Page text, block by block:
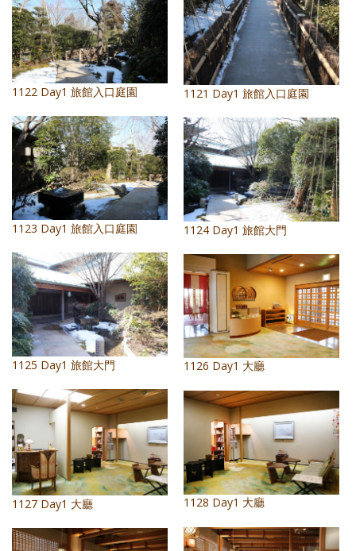
1121 Day1 旅館入口庭園
1122 Day1 旅館入口庭園
1123 Day1 旅館入口庭園 1124 Day1 旅館大門
1125 Day1 旅館大門 1126 Day1 大廳
1127 Day1 大廳 1128 Day1 大廳